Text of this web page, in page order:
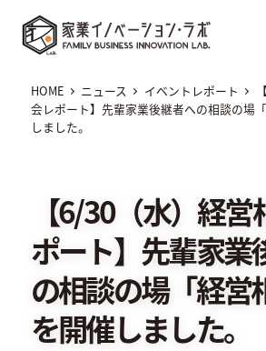
家業イノベーション・ラボ
HOME ニュース イベントレポート
会レポート】先輩家業後継者への相談の場
しました。
【6/30（水）経
ポート】先輩家業
の相談の場「経営
を開催しました。